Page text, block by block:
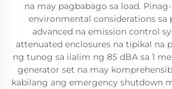
na may pagbabago sa load.
environmental considerations sa
advanced na emission control
attenuated enclosures na tipikal na
ng tunog sa ilalim ng 85 dBA sa 1
generator set na may
kabilang ang emergency shutdown